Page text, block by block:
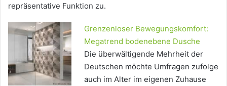
repräsentative Funktion zu.
Grenzenloser Bewegungskomfort:
Megatrend bodenebene Dusche
Die überwältigende Mehrheit der
Deutschen möchte Umfragen zufolge
auch im Alter im eigenen Zuhause